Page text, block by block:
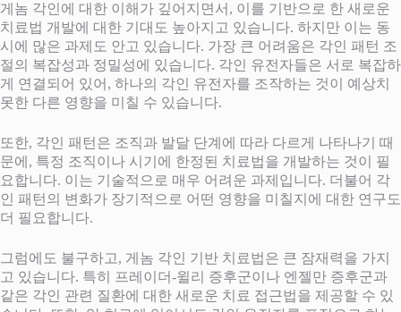
게놈 각인에 대한 이해가 깊어지면서, 이를 기반으로 한 새로운
치료법 개발에 대한 기대도 높아지고 있습니다. 하지만 이는 동
시에 많은 과제도 안고 있습니다. 가장 큰 어려움은 각인 패턴 조
절의 복잡성과 정밀성에 있습니다. 각인 유전자들은 서로 복잡하
게 연결되어 있어, 하나의 각인 유전자를 조작하는 것이 예상치
못한 다른 영향을 미칠 수 있습니다.
또한, 각인 패턴은 조직과 발달 단계에 따라 다르게 나타나기 때
문에, 특정 조직이나 시기에 한정된 치료법을 개발하는 것이 필
요합니다. 이는 기술적으로 매우 어려운 과제입니다. 더불어 각
인 패턴의 변화가 장기적으로 어떤 영향을 미칠지에 대한 연구도
더 필요합니다.
그럼에도 불구하고, 게놈 각인 기반 치료법은 큰 잠재력을 가지
고 있습니다. 특히 프레이더-윌리 증후군이나 엔젤만 증후군과
같은 각인 관련 질환에 대한 새로운 치료 접근법을 제공할 수 있